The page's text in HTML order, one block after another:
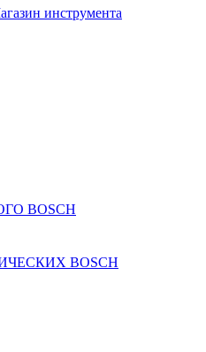
инструмента
BOSCH
BOSCH